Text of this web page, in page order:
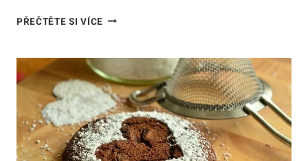
PŘEČTĚTE SI VÍCENEJLEPŠÍ
PRO
KOČKY:
JEDNODUCHÉ
A
HYGIENICKÉ
ŘEŠENÍ!